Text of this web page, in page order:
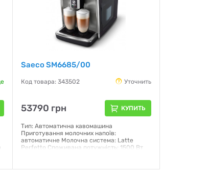
Saeco SM6685/00
Код товара: 343502 Уточнить
53790 грн КУПИТЬ
Тип: Автоматична кавомашина
Приготування молочних напоїв:
автоматичне Молочна система: Latte
Perfetto Споживана потужність: 1500 Вт
Кількість порцій: 2 Профілі: 6